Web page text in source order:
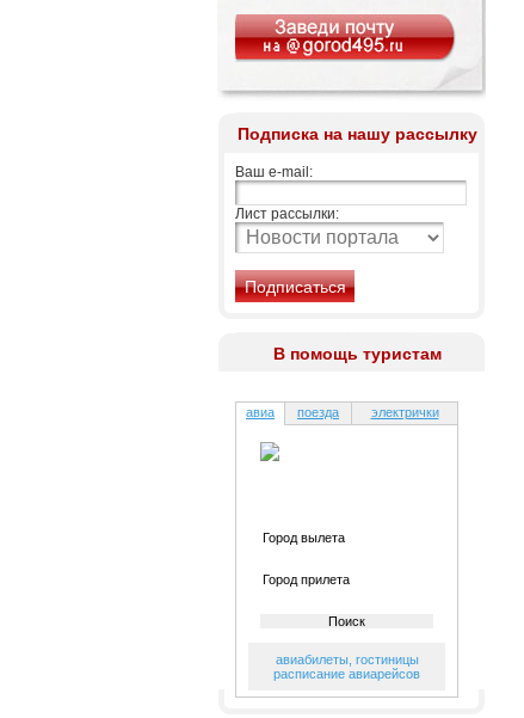
Подписка на нашу рассылку
Ваш e-mail:
Лист рассылки:
В помощь туристам
авиа поезда электрички
авиабилеты, гостиницы
расписание авиарейсов